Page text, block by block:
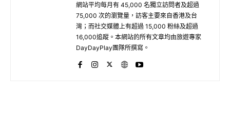
網站平均每月有 45,000 名獨立訪問者及超過
75,000 次的瀏覽量，訪客主要來自香港及台
灣；而社交媒體上有超過 15,000 粉絲及超過
16,000追蹤。本網站的所有文章均由旅遊專家
DayDayPlay團隊所撰寫。